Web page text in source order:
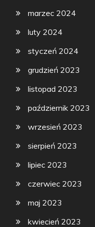
marzec 2024
luty 2024
styczeń 2024
grudzień 2023
listopad 2023
październik 2023
wrzesień 2023
sierpień 2023
lipiec 2023
czerwiec 2023
maj 2023
kwiecień 2023